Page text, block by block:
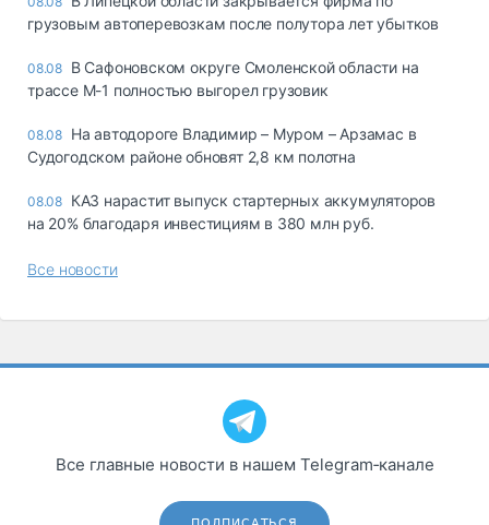
грузовым автоперевозкам после полутора лет убытков
08.08 В Сафоновском округе Смоленской области на
трассе М-1 полностью выгорел грузовик
08.08 На автодороге Владимир – Муром – Арзамас в
Судогодском районе обновят 2,8 км полотна
08.08 КАЗ нарастит выпуск стартерных аккумуляторов
на 20% благодаря инвестициям в 380 млн руб.
Все новости
Все главные новости в нашем Telegram‑канале